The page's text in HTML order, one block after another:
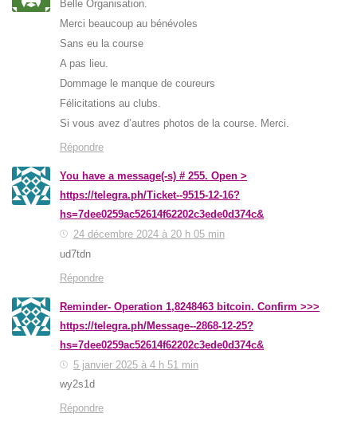
Belle Organisation.
Merci beaucoup au bénévoles
Sans eu la course
A pas lieu.
Dommage le manque de coureurs
Félicitations au clubs.
Si vous avez d’autres photos de la course. Merci.
Répondre
You have a message(-s) # 255. Open >
https://telegra.ph/Ticket--9515-12-16?
hs=7dee0259ac52614f62202c3ede0d374c&
24 décembre 2024 à 20 h 05 min
ud7tdn
Répondre
Reminder- Operation 1,8248463 bitcoin. Confirm >>>
https://telegra.ph/Message--2868-12-25?
hs=7dee0259ac52614f62202c3ede0d374c&
5 janvier 2025 à 4 h 51 min
wy2s1d
Répondre